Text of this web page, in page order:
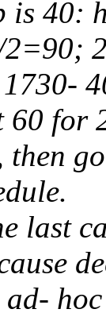
40:
60 for
last